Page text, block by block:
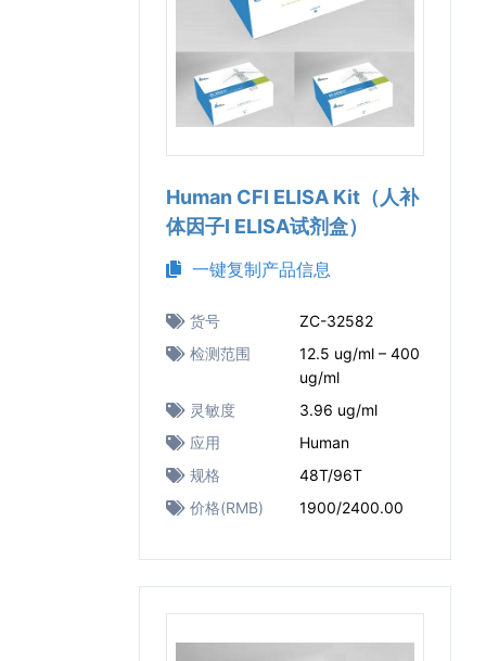
Human CFI ELISA Kit（人补
体因子I ELISA试剂盒）
一键复制产品信息
货号
ZC-32582
检测范围
12.5 ug/ml – 400
ug/ml
灵敏度
3.96 ug/ml
应用
Human
规格
48T/96T
价格(RMB)
1900/2400.00